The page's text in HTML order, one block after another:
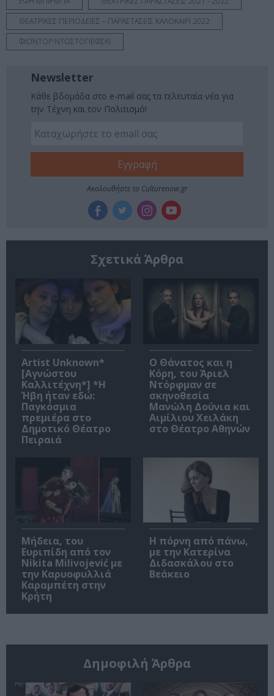
ΘΕΑΤΡΙΚΕΣ ΠΕΡΙΟΔΕΙΕΣ – ΠΑΡΑΣΤΑΣΕΙΣ ΚΑΛΟΚΑΙΡΙ 2022
ΦΙΟΝΤΟΡ ΝΤΟΣΤΟΓΙΕΦΣΚΙ
Newsletter
Κάθε βδομάδα στο e-mail σας τα τελευταία νέα για
την Τέχνη και τον Πολιτισμό!
Ακολουθήστε το Culturenow.gr
Σχετικά Άρθρα
Artist Unknown*
[Αγνώστου
Καλλιτέχνη*] *Η
Ήβη ήταν εδώ:
Παγκόσμια
πρεμιέρα στο
Δημοτικό Θέατρο
Πειραιά
Ο Θάνατος και η
Κόρη, του Άριελ
Ντόρφμαν σε
σκηνοθεσία
Μανώλη Δούνια και
Αιμίλιου Χειλάκη
στο Θέατρο Αθηνών
Μήδεια, του
Ευριπίδη από τον
Nikita Milivojević με
την Καρυοφυλλιά
Καραμπέτη στην
Κρήτη
Η πόρνη από πάνω,
με την Κατερίνα
Διδασκάλου στο
Βεάκειο
Δημοφιλή Άρθρα